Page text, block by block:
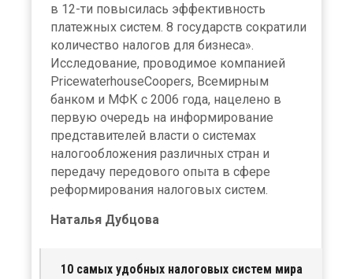
в 12-ти повысилась эффективность
платежных систем. 8 государств сократили
количество налогов для бизнеса».
Исследование, проводимое компанией
PricewaterhouseCoopers, Всемирным
банком и МФК с 2006 года, нацелено в
первую очередь на информирование
представителей власти о системах
налогообложения различных стран и
передачу передового опыта в сфере
реформирования налоговых систем.
Наталья Дубцова
10 самых удобных налоговых систем мира